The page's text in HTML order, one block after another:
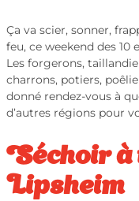
Ça va scier, sonner,
feu, ce weekend des 10
Les forgerons,
charrons, potiers,
donné rendez-vous à
d’autres régions pour
Séchoir à
Lipsheim